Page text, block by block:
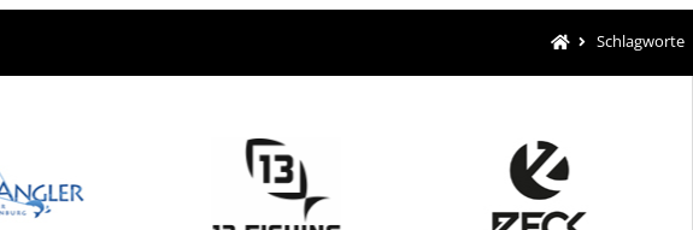
Schlagworte